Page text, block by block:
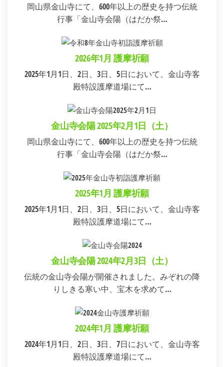
岡山県金山寺にて、600年以上の歴史を持つ伝統
行事「金山寺会陽（はだか祭…
2026年1月 護摩祈願
2025年1月1日、2日、3日、5日において、金山寺客
殿特設護摩道場にて…
金山寺会陽 2025年2月1日（土）
岡山県金山寺にて、600年以上の歴史を持つ伝統
行事「金山寺会陽（はだか祭…
2025年1月 護摩祈願
2025年1月1日、2日、3日、5日において、金山寺客
殿特設護摩道場にて…
金山寺会陽 2024年2月3日（土）
伝統の金山寺会陽が開催されました。みぞれの降
りしきる寒い中、宝木を求めて…
2024年1月 護摩祈願
2024年1月1日、2日、3日、7日において、金山寺客
殿特設護摩道場にて…